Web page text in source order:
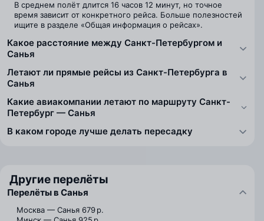
В среднем полёт длится 16 часов 12 минут, но точное
время зависит от конкретного рейса. Больше полезностей
ищите в разделе «Общая информация о рейсах».
Какое расстояние между Санкт-Петербургом и
Санья
Летают ли прямые рейсы из Санкт-Петербурга в
Санья
Какие авиакомпании летают по маршруту Санкт-
Петербург — Санья
В каком городе лучше делать пересадку
Другие перелёты
Перелёты в Санья
Москва — Санья 679 р.